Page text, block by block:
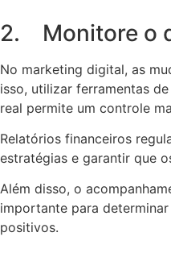
2. Monitore o
No marketing digital, as
isso, utilizar ferramentas
real permite um controle
Relatórios financeiros
estratégias e garantir que
Além disso, o
importante para
positivos.